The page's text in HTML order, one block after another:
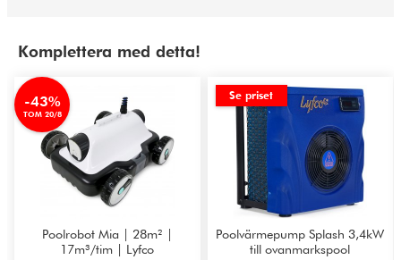
Komplettera med detta!
-43%
TOM 20/8
Poolrobot Mia | 28m² |
17m³/tim | Lyfco
Se priset
Poolvärmepump Splash 3,4kW
till ovanmarkspool